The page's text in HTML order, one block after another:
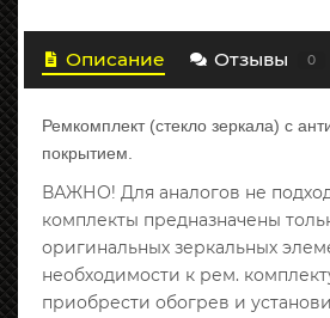
Описание Отзывы 0
Ремкомплект (стекло зеркала) с
покрытием.
ВАЖНО! Для аналогов не
комплекты предназначены
оригинальных зеркальных
необходимости к рем.
приобрести обогрев и